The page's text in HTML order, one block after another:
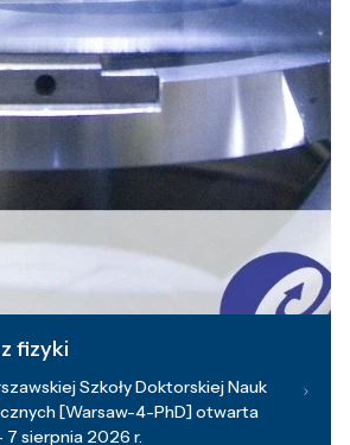
fizyki
Szkoły Doktorskiej Nauk
[Warsaw-4-PhD] otwarta
7 sierpnia 2026 r.